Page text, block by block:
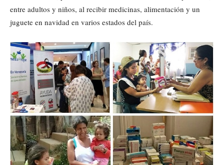
entre adultos y niños, al recibir medicinas, alimentación y un
juguete en navidad en varios estados del país.